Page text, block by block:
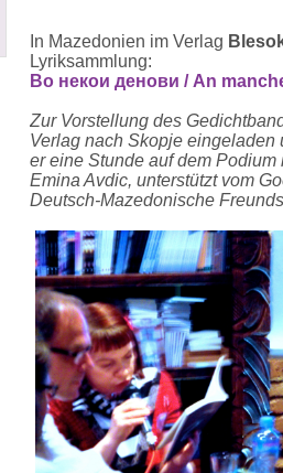
In Mazedonien im Verlag
Lyriksammlung:
Во некои денови / An
Zur Vorstellung des
Verlag nach Skopje eingeladen
er eine Stunde auf dem
Emina Avdic, unterstützt vom
Deutsch-Mazedonische